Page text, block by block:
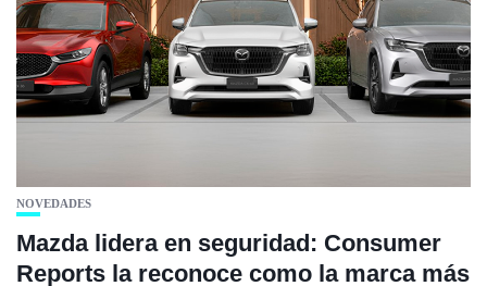
NOVEDADES
Mazda lidera en seguridad: Consumer
Reports la reconoce como la marca más